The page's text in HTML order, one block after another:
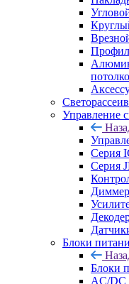
Управление
Серия
Серия
Блоки
Блоки
AC/DC